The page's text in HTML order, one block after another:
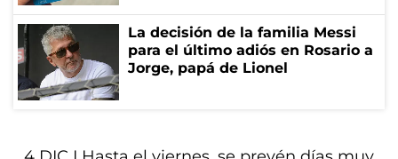
La decisión de la familia Messi
para el último adiós en Rosario a
Jorge, papá de Lionel